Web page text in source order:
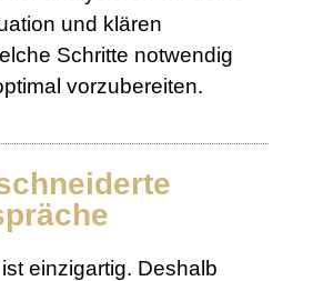
und klären
Schritte notwendig
vorzubereiten.
einzigartig. Deshalb